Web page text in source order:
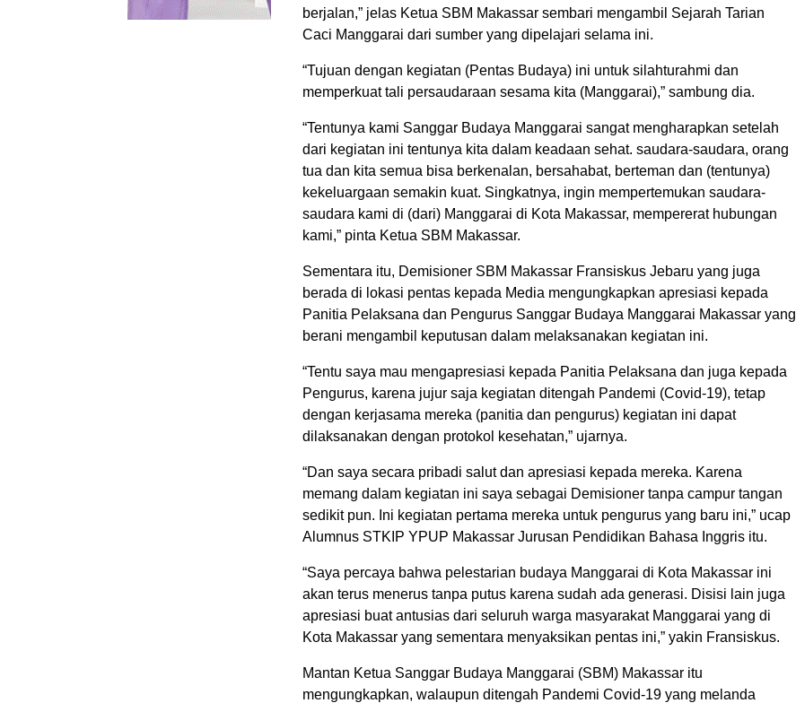
berjalan,” jelas Ketua SBM Makassar sembari mengambil Sejarah Tarian
Caci Manggarai dari sumber yang dipelajari selama ini.
“Tujuan dengan kegiatan (Pentas Budaya) ini untuk silahturahmi dan
memperkuat tali persaudaraan sesama kita (Manggarai),” sambung dia.
“Tentunya kami Sanggar Budaya Manggarai sangat mengharapkan setelah
dari kegiatan ini tentunya kita dalam keadaan sehat. saudara-saudara, orang
tua dan kita semua bisa berkenalan, bersahabat, berteman dan (tentunya)
kekeluargaan semakin kuat. Singkatnya, ingin mempertemukan saudara-
saudara kami di (dari) Manggarai di Kota Makassar, mempererat hubungan
kami,” pinta Ketua SBM Makassar.
Sementara itu, Demisioner SBM Makassar Fransiskus Jebaru yang juga
berada di lokasi pentas kepada Media mengungkapkan apresiasi kepada
Panitia Pelaksana dan Pengurus Sanggar Budaya Manggarai Makassar yang
berani mengambil keputusan dalam melaksanakan kegiatan ini.
“Tentu saya mau mengapresiasi kepada Panitia Pelaksana dan juga kepada
Pengurus, karena jujur saja kegiatan ditengah Pandemi (Covid-19), tetap
dengan kerjasama mereka (panitia dan pengurus) kegiatan ini dapat
dilaksanakan dengan protokol kesehatan,” ujarnya.
“Dan saya secara pribadi salut dan apresiasi kepada mereka. Karena
memang dalam kegiatan ini saya sebagai Demisioner tanpa campur tangan
sedikit pun. Ini kegiatan pertama mereka untuk pengurus yang baru ini,” ucap
Alumnus STKIP YPUP Makassar Jurusan Pendidikan Bahasa Inggris itu.
“Saya percaya bahwa pelestarian budaya Manggarai di Kota Makassar ini
akan terus menerus tanpa putus karena sudah ada generasi. Disisi lain juga
apresiasi buat antusias dari seluruh warga masyarakat Manggarai yang di
Kota Makassar yang sementara menyaksikan pentas ini,” yakin Fransiskus.
Mantan Ketua Sanggar Budaya Manggarai (SBM) Makassar itu
mengungkapkan, walaupun ditengah Pandemi Covid-19 yang melanda